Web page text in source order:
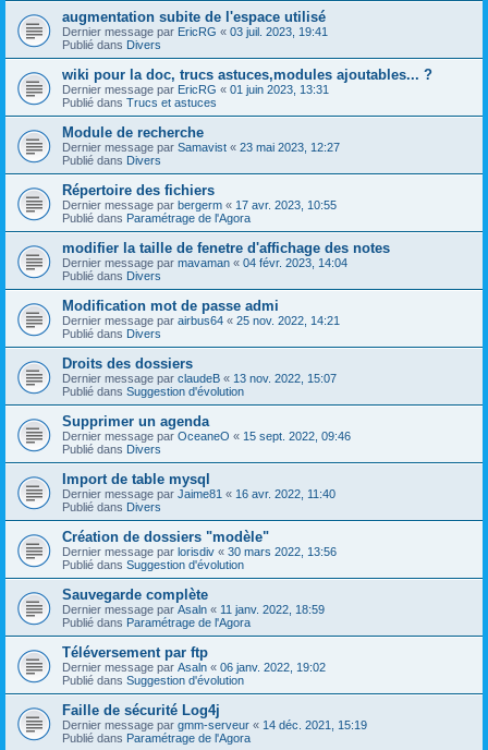
augmentation subite de l'espace utilisé
Dernier message par EricRG « 03 juil. 2023, 19:41
Publié dans Divers
wiki pour la doc, trucs astuces,modules ajoutables... ?
Dernier message par EricRG « 01 juin 2023, 13:31
Publié dans Trucs et astuces
Module de recherche
Dernier message par Samavist « 23 mai 2023, 12:27
Publié dans Divers
Répertoire des fichiers
Dernier message par bergerm « 17 avr. 2023, 10:55
Publié dans Paramétrage de l'Agora
modifier la taille de fenetre d'affichage des notes
Dernier message par mavaman « 04 févr. 2023, 14:04
Publié dans Divers
Modification mot de passe admi
Dernier message par airbus64 « 25 nov. 2022, 14:21
Publié dans Divers
Droits des dossiers
Dernier message par claudeB « 13 nov. 2022, 15:07
Publié dans Suggestion d'évolution
Supprimer un agenda
Dernier message par OceaneO « 15 sept. 2022, 09:46
Publié dans Divers
Import de table mysql
Dernier message par Jaime81 « 16 avr. 2022, 11:40
Publié dans Divers
Création de dossiers "modèle"
Dernier message par lorisdiv « 30 mars 2022, 13:56
Publié dans Suggestion d'évolution
Sauvegarde complète
Dernier message par Asaln « 11 janv. 2022, 18:59
Publié dans Paramétrage de l'Agora
Téléversement par ftp
Dernier message par Asaln « 06 janv. 2022, 19:02
Publié dans Suggestion d'évolution
Faille de sécurité Log4j
Dernier message par gmm-serveur « 14 déc. 2021, 15:19
Publié dans Paramétrage de l'Agora